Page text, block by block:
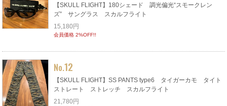
【SKULL FLIGHT】180シェード 調光偏光“スモークレン
ズ” サングラス スカルフライト
15,180円
会員価格 2%OFF!!
No.12
【SKULL FLIGHT】SS PANTS type6 タイガーカモ タイト
ストレート ストレッチ スカルフライト
21,780円